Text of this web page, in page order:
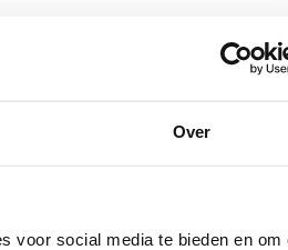
Over
voor social media te bieden en om
rond het huis en